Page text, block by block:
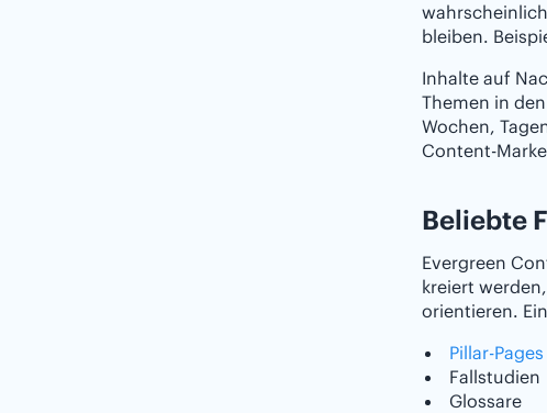
bleiben.
Inhalte auf
Themen in
Wochen,
Content-
Beliebte
Evergreen
kreiert
orientieren.
Pillar-Pages
Fallstudien
Glossare